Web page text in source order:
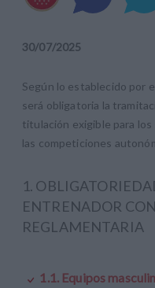
30/07/2025
Según lo establecido por
será obligatoria la
titulación exigible para
las competiciones
1.
ENTRENADOR
REGLAMENTARIA
1.1. Equipos